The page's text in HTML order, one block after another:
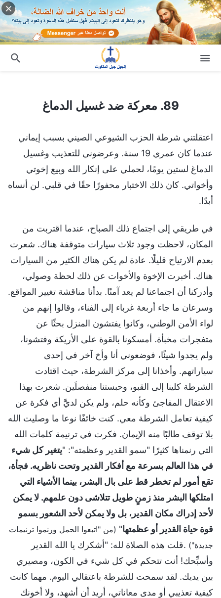
89. معركة ضد غسيل الدماغ
اعتقلتني شرطة الحزب الشيوعي الصيني بسبب إيماني
عندما كان عمري 19 سنة. وعرضوني للتعذيب وغسيل
الدماغ لستين يومًا، لحملي على إنكار الله وبيع إخوتي
وأخواتي. كان ذلك الاختبار محفورًا حقًا في قلبي. لن أنساه
أبدًا.
في طريقي إلى اجتماع ذلك الصباح، عندما اقتربت من
المكان، لاحظت وجود ثلاث سيارات متوقفة هناك. شعرت
بعدم الارتياح قليلًا. عادة لم يكن هناك الكثير من السيارات
هناك. أخبرت الإخوة والأخوات عن ذلك لحظة وصولي،
وأدركنا أن اجتماعنا لم يعد آمنًا. بدأنا مناقشة تغيير المواقع.
وسرعان ما جاء أربعة غرباء إلى الفناء، وقالوا إنهم من
لواء الأمن الوطني، وكانوا يفتشون المنزل بحثًا عن
متفجرات مخبأة. أمسكونا بالقوة على الأريكة وفتشونا،
ولم يجدوا شيئًا، فوضعوني أنا وأخ آخر في إحدى
سياراتهم. وأخذانا إلى مركز الشرطة، حيث اقتادت
الشرطة كلينا إلى القبو، وحبستنا منفصلَين. شعرت بهذا
الاعتقال المفاجئ وكأنه حلم، ولم يكن لديَّ أي فكرة عن
كيفية تعامل الشرطة معي. كنت خائفًا نوعا ما وصليت الله
بلا توقف طالبًا منه الإيمان. فكرت في ترنيمة كلمات الله
التي رنمناها كثيرًا "سمو القدير وعظمته": "يتغير كل شيء
في هذا العالم بسرعة مع أفكار القدير وتحت ناظريه. فجأة،
تقع أمور لم تخطر قط على بال البشر، بينما الأشياء التي
امتلكها البشر منذ زمنٍ طويل تتلاشى دون علمهم. لا يمكن
لأحد إدراك مكان القدير، بل ولا يمكن لأحد الشعور بسمو
قوة حياة القدير أو عظمتها" (من "اتبعوا الحمل ورنموا ترنيمات
جديدة") .قلت هذه الصلاة لله: "أشكرك يا الله القدير
وأسبِّحك! أنت تتحكم في كل شيء في الكون، ومصيري
بين يديك. لقد سمحت للشرطة باعتقالي اليوم. مهما كانت
كيفية تعذيبي أو مدى معاناتي، أريد أن أشهد، ولا أخونك